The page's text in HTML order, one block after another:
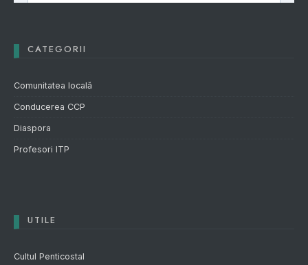
CATEGORII
Comunitatea locală
Conducerea CCP
Diaspora
Profesori ITP
UTILE
Cultul Penticostal